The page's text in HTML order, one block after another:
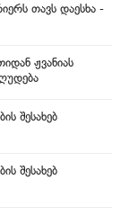
თავს დაესხა -
ჟვანიას
შესახებ
შესახებ